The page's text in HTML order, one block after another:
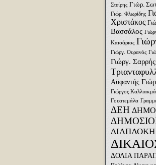
Στείρης Γιώρ.
Γιώρ. Φλωρίδης
Χριστάκος
Βασσάλος
Καισάριος
Γιώργ. Ουρανός
Γιώργ. Σαρρής
Αϋφαντής
Γιώργος
Γουατεμάλα
ΔΕΗ
ΔΙΑΠΛΟΚΗ
ΔΟΛΙΑ